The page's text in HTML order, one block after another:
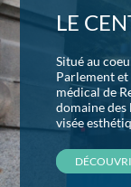
LE
Situé au
Parlement
médical de
domaine des
visée